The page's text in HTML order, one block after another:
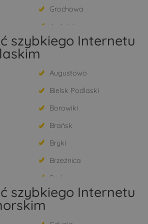
Grochowa
Jadwisin
Jaskółowo
Kania Nowa
Krępa
Krzyczki Szumne
Krzyczki-Żabiczki
Łacha
szybkiego Internetu
Augustowo
Bielsk Podlaski
Borowiki
Brańsk
Bryki
Brzeźnica
Budy
Burchaty
szybkiego Internetu